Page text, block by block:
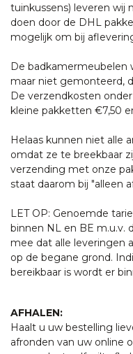
tuinkussens) leveren wij
doen door de DHL
mogelijk om bij
De badkamermeubelen
maar niet gemonteerd,
De verzendkosten
kleine pakketten €7,50
Helaas kunnen niet alle
omdat ze te breekbaar
verzending met onze
staat daarom bij "alleen
LET OP: Genoemde
binnen NL en BE m.u.v.
mee dat alle leveringen
op de begane grond.
bereikbaar is wordt er
AFHALEN:
Haalt u uw bestelling
afronden van uw online